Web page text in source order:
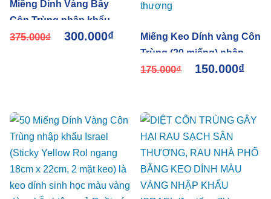
Miếng Dính Vàng Bẫy
Côn Trùng nhập khẩu
Israel (50 Miếng giá
375.000₫ 300.000₫
Miếng Keo Dính vàng Côn
Trùng (20 miếng) nhập
khẩu Israel Sticky Yellow
175.000₫ 150.000₫